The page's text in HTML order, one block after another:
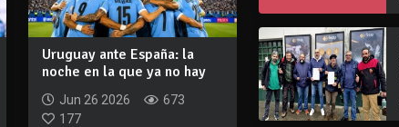
Uruguay ante España: la
noche en la que ya no hay
Jun 26 2026
673
177